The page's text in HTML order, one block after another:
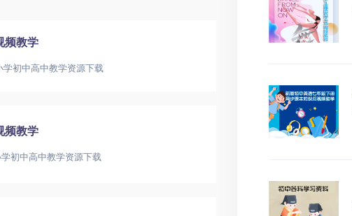
频教学
初中高中教学资源下载
频教学
初中高中教学资源下载